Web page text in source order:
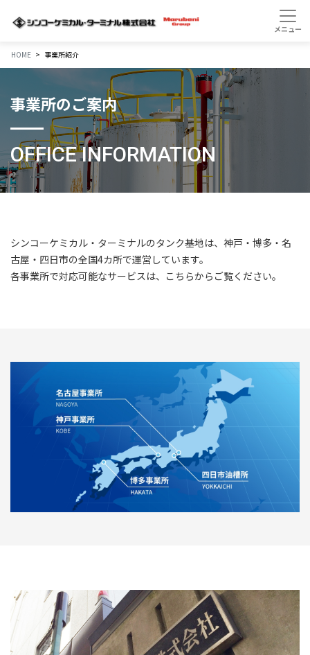
HOME 事業所紹介
事業所のご案内
OFFICE INFORMATION
シンコーケミカル・ターミナルのタンク基地は、神戸・博多・名
古屋・四日市の全国4カ所で運営しています。
各事業所で対応可能なサービスは、こちらからご覧ください。